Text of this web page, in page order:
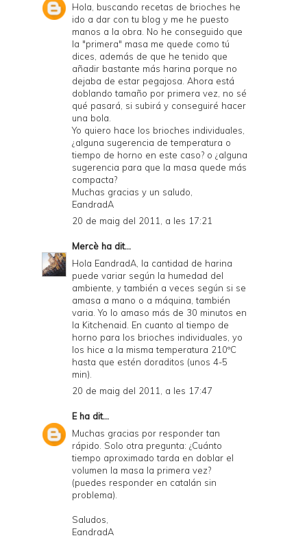
Hola, buscando recetas de brioches he
ido a dar con tu blog y me he puesto
manos a la obra. No he conseguido que
la "primera" masa me quede como tú
dices, además de que he tenido que
añadir bastante más harina porque no
dejaba de estar pegajosa. Ahora está
doblando tamaño por primera vez, no sé
qué pasará, si subirá y conseguiré hacer
una bola.
Yo quiero hace los brioches individuales,
¿alguna sugerencia de temperatura o
tiempo de horno en este caso? o ¿alguna
sugerencia para que la masa quede más
compacta?
Muchas gracias y un saludo,
EandradA
20 de maig del 2011, a les 17:21
Mercè ha dit...
Hola EandradA, la cantidad de harina
puede variar según la humedad del
ambiente, y también a veces según si se
amasa a mano o a máquina, también
varia. Yo lo amaso más de 30 minutos en
la Kitchenaid. En cuanto al tiempo de
horno para los brioches individuales, yo
los hice a la misma temperatura 210ºC
hasta que estén doraditos (unos 4-5
min).
20 de maig del 2011, a les 17:47
Eha dit...
Muchas gracias por responder tan
rápido. Solo otra pregunta: ¿Cuánto
tiempo aproximado tarda en doblar el
volumen la masa la primera vez?
(puedes responder en catalán sin
problema).
Saludos,
EandradA